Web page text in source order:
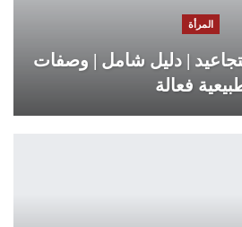
المرأة
| دليل شامل | وصفات
فعالة